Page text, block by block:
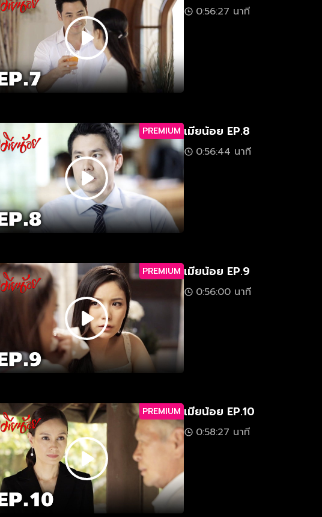
0:56:27 นาที
PREMIUM เมียน้อย EP.8
0:56:44 นาที
PREMIUM เมียน้อย EP.9
0:56:00 นาที
PREMIUM เมียน้อย EP.10
0:58:27 นาที